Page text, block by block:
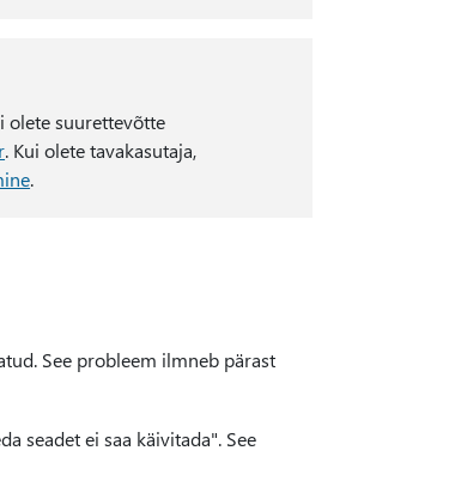
olete suurettevõtte
. Kui olete tavakasutaja,
.
See probleem ilmneb pärast
seadet ei saa käivitada". See